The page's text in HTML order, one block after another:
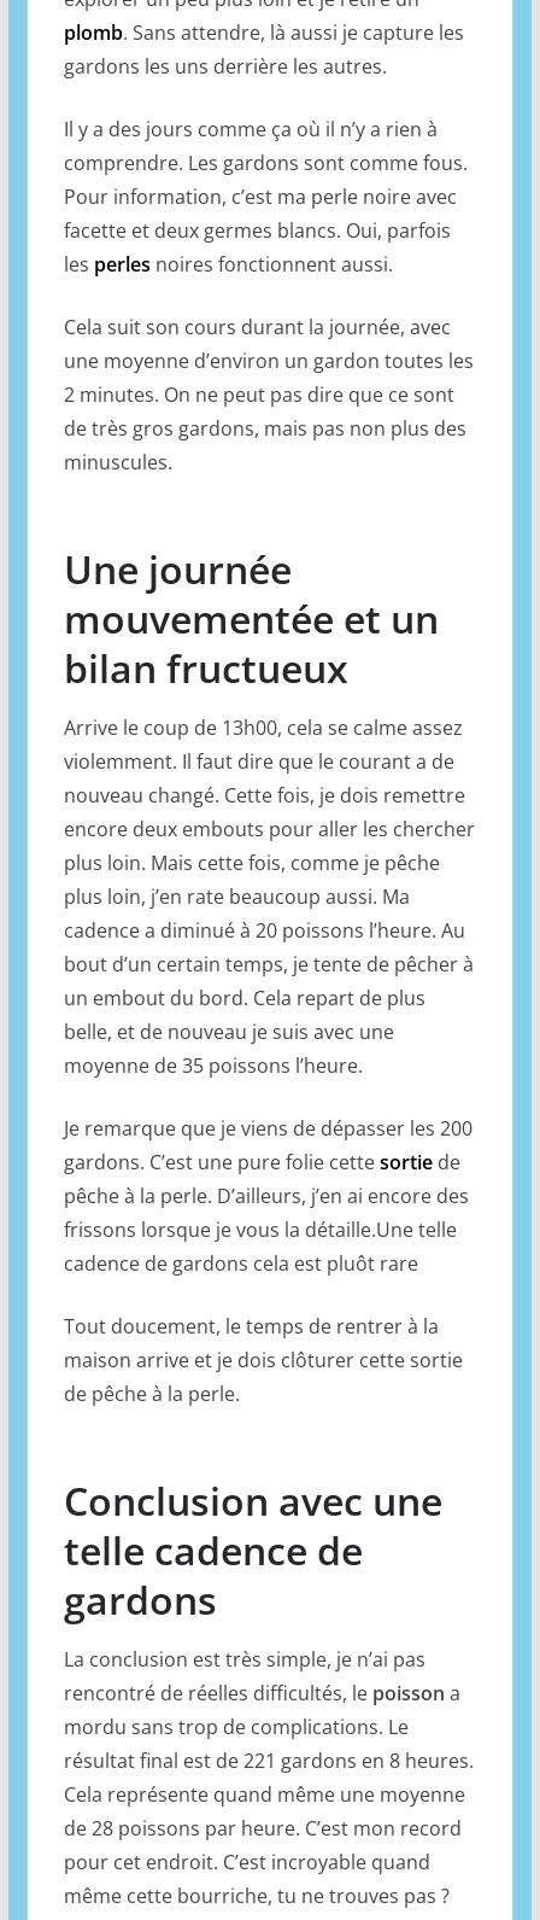
plomb. Sans attendre, là aussi je capture les
gardons les uns derrière les autres.
Il y a des jours comme ça où il n’y a rien à
comprendre. Les gardons sont comme fous.
Pour information, c’est ma perle noire avec
facette et deux germes blancs. Oui, parfois
les perles noires fonctionnent aussi.
Cela suit son cours durant la journée, avec
une moyenne d’environ un gardon toutes les
2 minutes. On ne peut pas dire que ce sont
de très gros gardons, mais pas non plus des
minuscules.
Une journée
mouvementée et un
bilan fructueux
Arrive le coup de 13h00, cela se calme assez
violemment. Il faut dire que le courant a de
nouveau changé. Cette fois, je dois remettre
encore deux embouts pour aller les chercher
plus loin. Mais cette fois, comme je pêche
plus loin, j’en rate beaucoup aussi. Ma
cadence a diminué à 20 poissons l’heure. Au
bout d’un certain temps, je tente de pêcher à
un embout du bord. Cela repart de plus
belle, et de nouveau je suis avec une
moyenne de 35 poissons l’heure.
Je remarque que je viens de dépasser les 200
gardons. C’est une pure folie cettesortiede
pêche à la perle. D’ailleurs, j’en ai encore des
frissons lorsque je vous la détaille.Une telle
cadence de gardons cela est pluôt rare
Tout doucement, le temps de rentrer à la
maison arrive et je dois clôturer cette sortie
de pêche à la perle.
Conclusion avec une
telle cadence de
gardons
La conclusion est très simple, je n’ai pas
rencontré de réelles difficultés, le poisson a
mordu sans trop de complications. Le
résultat final est de 221 gardons en 8 heures.
Cela représente quand même une moyenne
de 28 poissons par heure. C’est mon record
pour cet endroit. C’est incroyable quand
même cette bourriche, tu ne trouves pas ?